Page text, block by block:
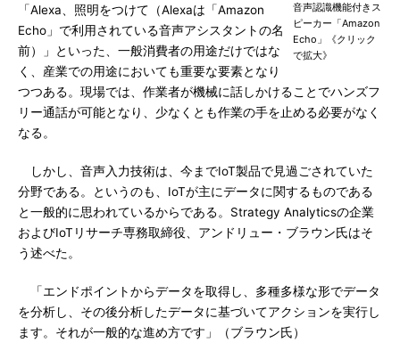
音声認識機能付きス
ピーカー「Amazon
Echo」《クリック
で拡大》
「Alexa、照明をつけて（Alexaは「Amazon
Echo」で利用されている音声アシスタントの名
前）」といった、一般消費者の用途だけではな
く、産業での用途においても重要な要素となり
つつある。現場では、作業者が機械に話しかけることでハンズフ
リー通話が可能となり、少なくとも作業の手を止める必要がなく
なる。
しかし、音声入力技術は、今までIoT製品で見過ごされていた
分野である。というのも、IoTが主にデータに関するものである
と一般的に思われているからである。Strategy Analyticsの企業
およびIoTリサーチ専務取締役、アンドリュー・ブラウン氏はそ
う述べた。
「エンドポイントからデータを取得し、多種多様な形でデータ
を分析し、その後分析したデータに基づいてアクションを実行し
ます。それが一般的な進め方です」（ブラウン氏）